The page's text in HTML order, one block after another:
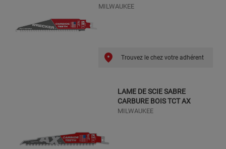
MILWAUKEE
Trouvez le chez votre adhérent
LAME DE SCIE SABRE
CARBURE BOIS TCT AX
MILWAUKEE